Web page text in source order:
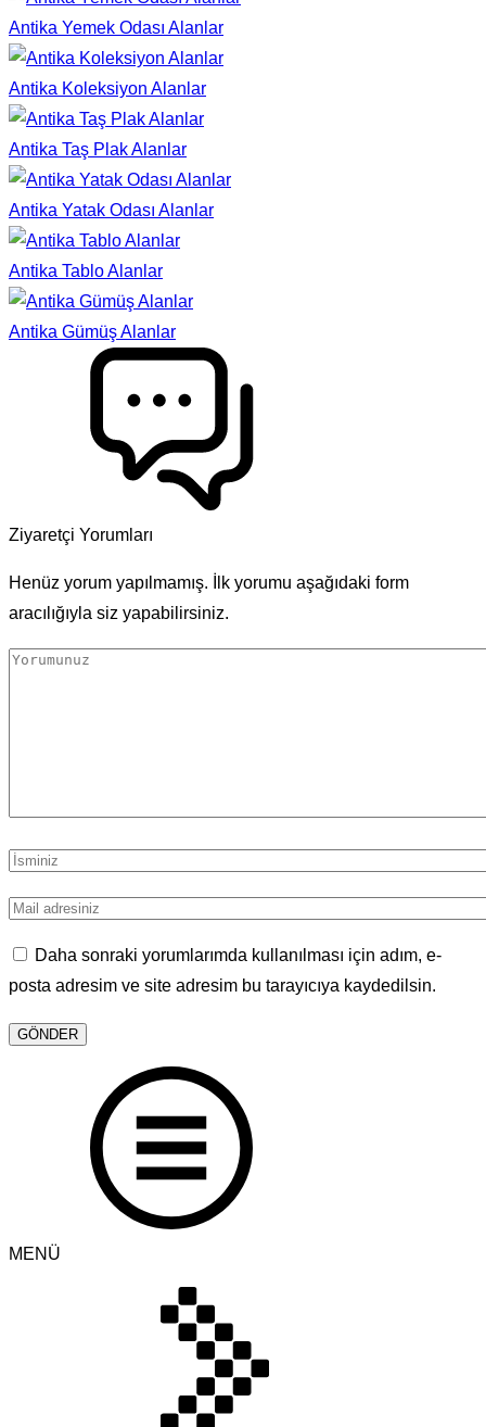
Antika Yemek Odası Alanlar
Antika Koleksiyon Alanlar
Antika Taş Plak Alanlar
Antika Yatak Odası Alanlar
Antika Tablo Alanlar
Antika Gümüş Alanlar
Ziyaretçi Yorumları
Henüz yorum yapılmamış. İlk yorumu aşağıdaki form
aracılığıyla siz yapabilirsiniz.
Daha sonraki yorumlarımda kullanılması için adım, e-
posta adresim ve site adresim bu tarayıcıya kaydedilsin.
MENÜ